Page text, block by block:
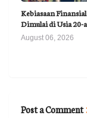
Kebiasaan
Dimulai di Usia 20-
August 06, 2026
Post a Comment